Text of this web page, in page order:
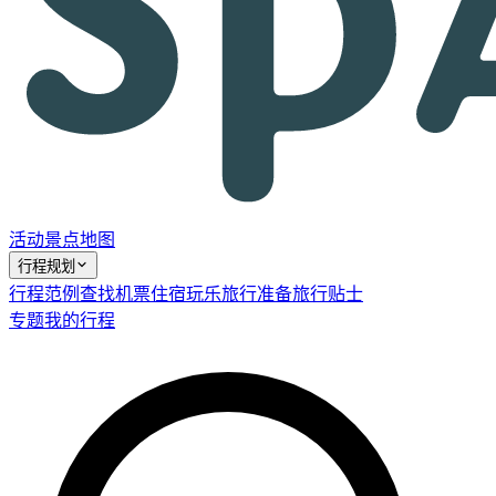
活动景点地图
行程规划
行程范例 查找机票住宿玩乐旅行准备旅行贴士
专题我的行程